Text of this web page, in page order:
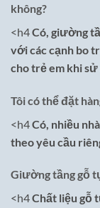
không?
<h4Có, giường
với các cạnh bo
cho trẻ em khi sử
Tôi có thể đặt
<h4Có, nhiều
theo yêu cầu
Giường tầng gỗ
<h4Chất liệu gỗ